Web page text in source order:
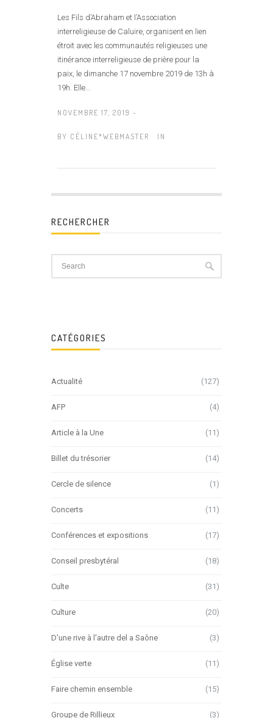
Les Fils d’Abraham et l’Association
interreligieuse de Caluire, organisent en lien
étroit avec les communautés religieuses une
itinérance interreligieuse de prière pour la
paix, le dimanche 17 novembre 2019 de 13h à
19h. Elle...
NOVEMBRE 17, 2019 -
BY CÉLINE*WEBMASTER IN
RECHERCHER
CATÉGORIES
Actualité (127)
AFP (4)
Article à la Une (11)
Billet du trésorier (14)
Cercle de silence (1)
Concerts (11)
Conférences et expositions (17)
Conseil presbytéral (18)
Culte (31)
Culture (20)
D'une rive à l'autre del a Saône (3)
Église verte (11)
Faire chemin ensemble (15)
Groupe de Rillieux (3)